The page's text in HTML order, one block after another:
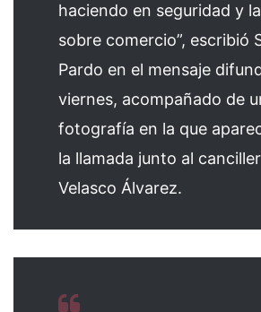
haciendo en seguridad y
sobre comercio”, escribió
Pardo en el mensaje
viernes, acompañado de
fotografía en la que
la llamada junto al
Velasco Álvarez.